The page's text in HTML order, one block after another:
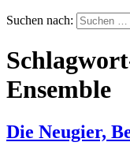
Suchen nach:
Ensemble
Die Neugier,